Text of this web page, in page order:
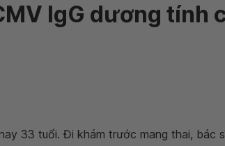
IgG dương tính
33 tuổi. Đi khám trước mang thai, bác